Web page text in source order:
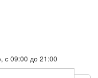
с 09:00 до 21:00